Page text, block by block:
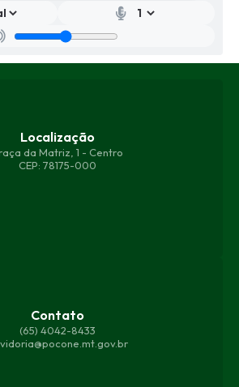
Localização
da Matriz, 1 - Centro
CEP: 78175-000
Contato
(65) 4042-8433